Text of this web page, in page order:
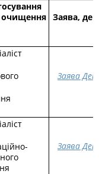
Заява,
Заява
Заява